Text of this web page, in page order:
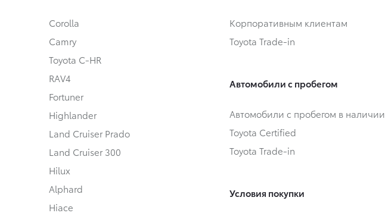
Corolla
Camry
Toyota C-HR
RAV4
Fortuner
Highlander
Land Cruiser Prado
Land Cruiser 300
Hilux
Alphard
Hiace
Корпоративным клиентам
Toyota Trade-in
Автомобили с пробегом
Автомобили с пробегом в наличии
Toyota Certified
Toyota Trade-in
Условия покупки